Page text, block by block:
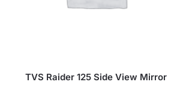
TVS Raider 125 Side View Mirror